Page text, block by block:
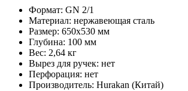
Формат: GN 2/1
Материал: нержавеющая сталь
Размер: 650x530 мм
Глубина: 100 мм
Вес: 2,64 кг
Вырез для ручек: нет
Перфорация: нет
Производитель: Hurakan (Китай)